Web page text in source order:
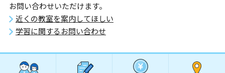
お問い合わせいただけます。
近くの教室を案内してほしい
学習に関するお問い合わせ